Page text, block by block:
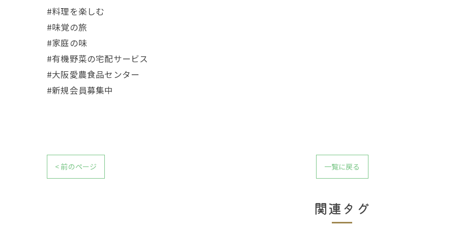
#料理を楽しむ
#味覚の旅
#家庭の味
#有機野菜の宅配サービス
#大阪愛農食品センター
#新規会員募集中
< 前のページ 一覧に戻る
関連タグ